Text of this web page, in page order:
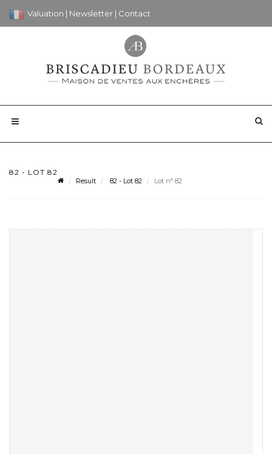
Valuation | Newsletter | Contact
82 - LOT 82
Result 82 - Lot 82 Lot n° 82